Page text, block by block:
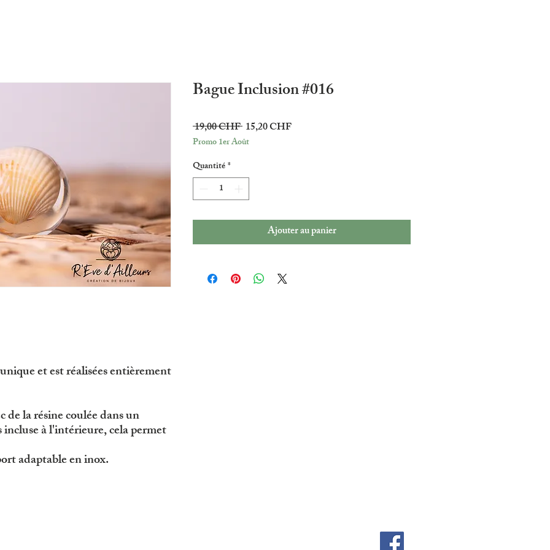
et est réalisées entièrement
de la résine coulée dans un
à l'intérieure, cela permet
adaptable en inox.
Bague Inclusion #016
19,00 CHF Prix
original
15,20 CHFPrix
Promo 1er Août
Quantité*
Ajouter au panier